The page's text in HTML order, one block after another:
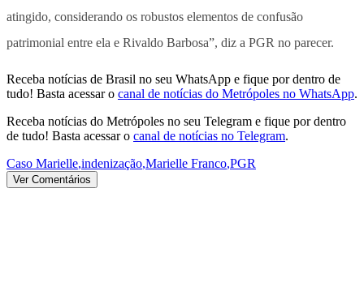
atingido, considerando os robustos elementos de confusão
patrimonial entre ela e Rivaldo Barbosa”, diz a PGR no parecer.
Receba notícias de Brasil no seu WhatsApp e fique por dentro de
tudo! Basta acessar o canal de notícias do Metrópoles no WhatsApp.
Receba notícias do Metrópoles no seu Telegram e fique por dentro
de tudo! Basta acessar o canal de notícias no Telegram.
Caso Marielle,indenização,Marielle Franco,PGR
Ver Comentários